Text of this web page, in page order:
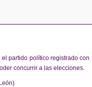
partido político registrado con
concurrir a las elecciones.